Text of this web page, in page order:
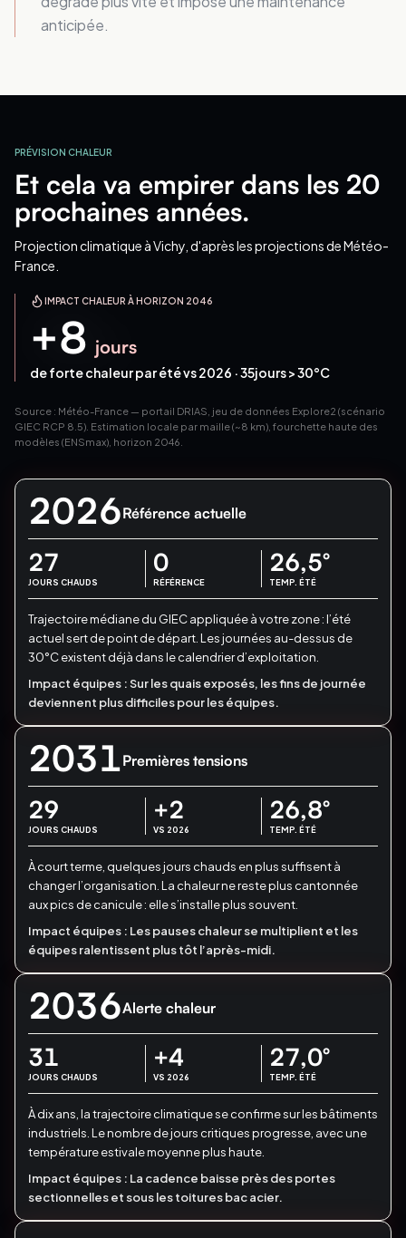
anticipée.
PRÉVISION CHALEUR
Et cela va empirer dans les 20
prochaines années.
Projection climatique à Vichy , d'après les projections de Météo-
France.
IMPACT CHALEUR À HORIZON 2046
+8 jours
de forte chaleur par été vs 2026 ·35jours > 30°C
Source : Météo-France — portail DRIAS, jeu de données Explore2 (scénario
GIEC RCP 8.5). Estimation locale par maille (~8 km), fourchette haute des
modèles (ENSmax), horizon 2046.
2026Référence actuelle
27
JOURS CHAUDS
0
RÉFÉRENCE
26,5°
TEMP. ÉTÉ
Trajectoire médiane du GIEC appliquée à votre zone : l’été
actuel sert de point de départ. Les journées au-dessus de
30°C existent déjà dans le calendrier d’exploitation.
Impact équipes :Sur les quais exposés, les fins de journée
deviennent plus difficiles pour les équipes.
2031Premières tensions
29
JOURS CHAUDS
+2
VS 2026
26,8°
TEMP. ÉTÉ
À court terme, quelques jours chauds en plus suffisent à
changer l’organisation. La chaleur ne reste plus cantonnée
aux pics de canicule : elle s’installe plus souvent.
Impact équipes : Les pauses chaleur se multiplient et les
équipes ralentissent plus tôt l’après-midi.
2036Alerte chaleur
31
JOURS CHAUDS
+4
VS 2026
27,0°
TEMP. ÉTÉ
À dix ans, la trajectoire climatique se confirme sur les bâtiments
industriels. Le nombre de jours critiques progresse, avec une
température estivale moyenne plus haute.
Impact équipes : La cadence baisse près des portes
sectionnelles et sous les toitures bac acier.